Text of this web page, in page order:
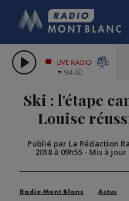
LES
GRAND MASSIF
LIVE RADIO
94.60
Ski : l'étape
Louise
Publié par La Rédaction
2018 à 09h55 - Mis à jour
Radio Mont Blanc Actus